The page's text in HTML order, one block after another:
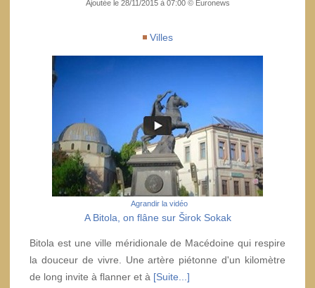
Ajoutée le 28/11/2015 à 07:00 © Euronews
Villes
Agrandir la vidéo
A Bitola, on flâne sur Širok Sokak
Bitola est une ville méridionale de Macédoine qui respire
la douceur de vivre. Une artère piétonne d'un kilomètre
de long invite à flanner et à [Suite...]